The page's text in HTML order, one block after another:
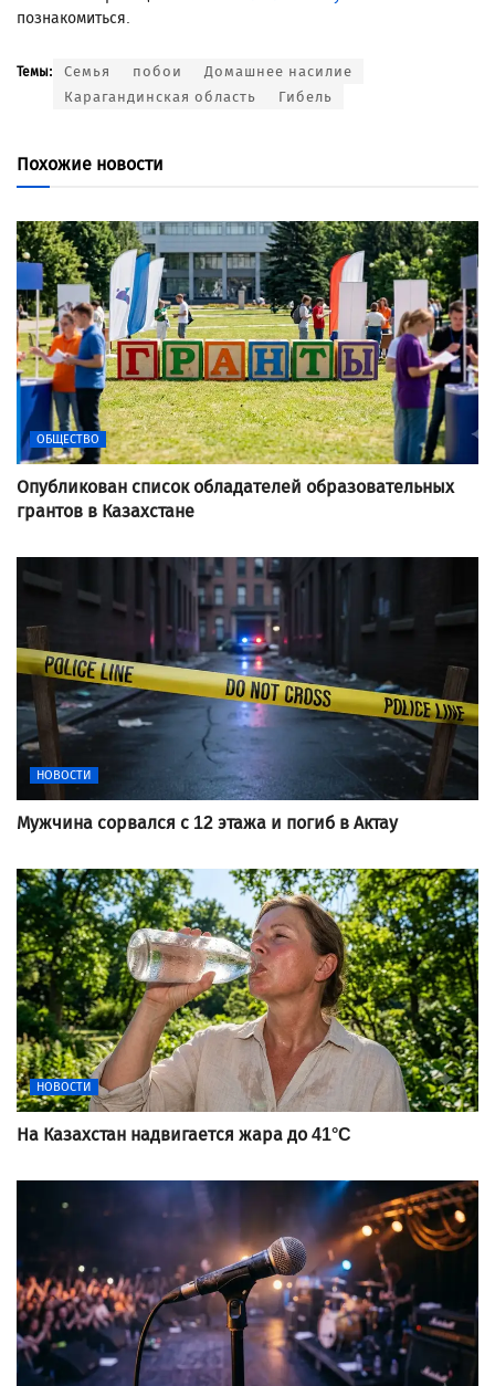
познакомиться.
Темы: Семья побои
Домашнее насилие
Карагандинская область
Гибель
Похожие новости
ОБЩЕСТВО
Опубликован список обладателей образовательных
грантов в Казахстане
НОВОСТИ
Мужчина сорвался с 12 этажа и погиб в Актау
НОВОСТИ
На Казахстан надвигается жара до 41°C